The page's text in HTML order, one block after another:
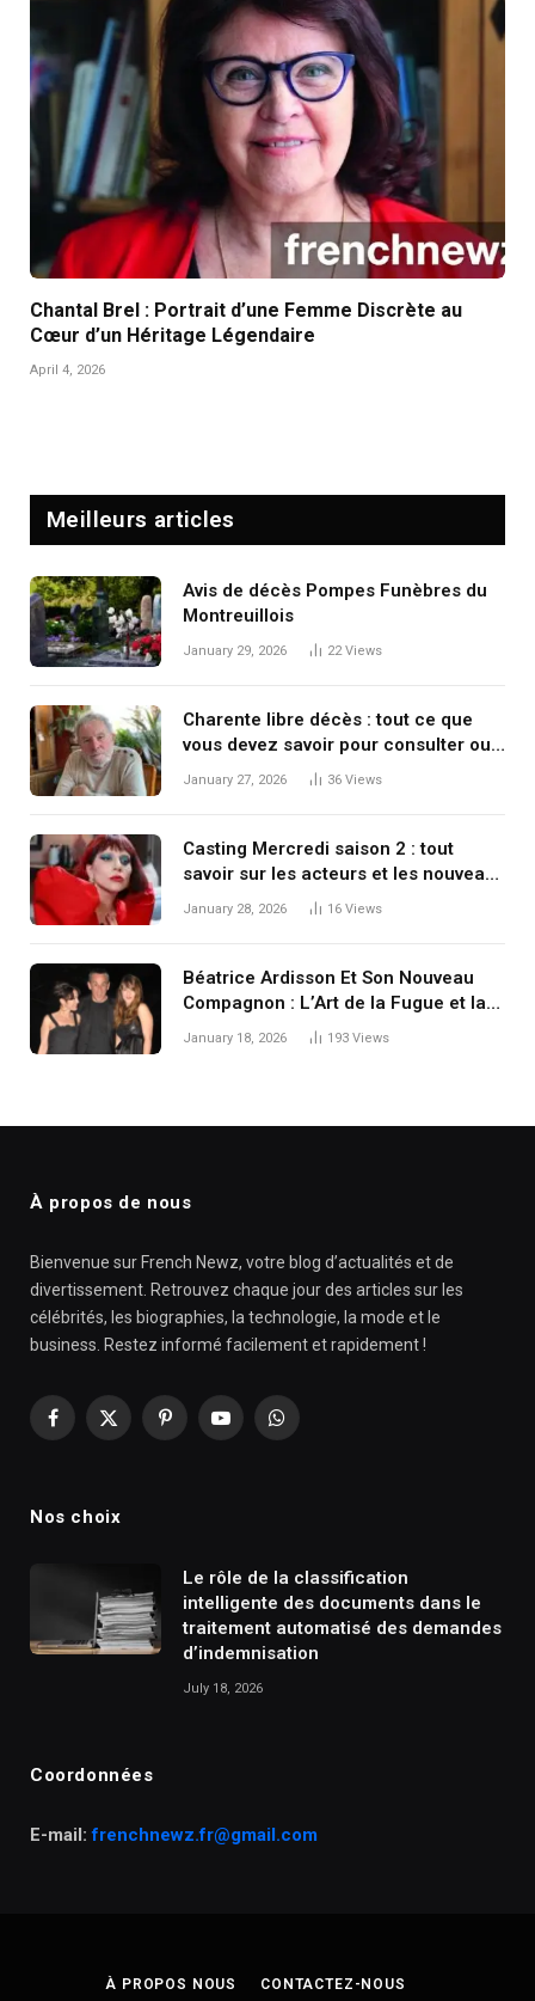
Chantal Brel : Portrait d’une Femme Discrète au
Cœur d’un Héritage Légendaire
April 4, 2026
Meilleurs articles
Avis de décès Pompes Funèbres du
Montreuillois
January 29, 2026 22Views
Charente libre décès : tout ce que
vous devez savoir pour consulter ou
publier un avis de décès
January 27, 2026 36 Views
Casting Mercredi saison 2 : tout
savoir sur les acteurs et les nouveaux
visages de la série
January 28, 2026 16 Views
Béatrice Ardisson Et Son Nouveau
Compagnon : L’Art de la Fugue et la
Renaissance d’une Icône de l’Ombre
January 18, 2026 193 Views
À propos de nous
Bienvenue sur French Newz, votre blog d’actualités et de
divertissement. Retrouvez chaque jour des articles sur les
célébrités, les biographies, la technologie, la mode et le
business. Restez informé facilement et rapidement !
Facebook
X
PinterestYouTubeWhatsApp
Nos choix
Le rôle de la classification
intelligente des documents dans le
traitement automatisé des demandes
d’indemnisation
July 18, 2026
Coordonnées
E-mail:frenchnewz.fr@gmail.com
À PROPOS NOUS CONTACTEZ-NOUS